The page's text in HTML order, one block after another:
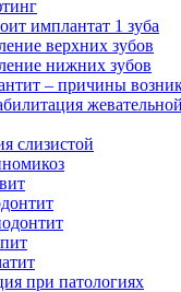
имплантат 1 зуба
верхних зубов
нижних зубов
– причины
слизистой
при патологиях